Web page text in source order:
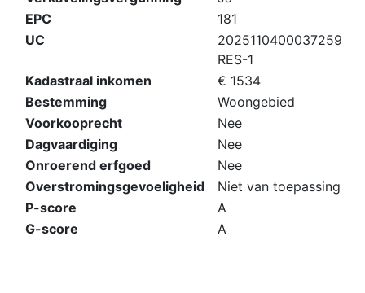
EPC
181
UC
202511040003725960-
RES-1
Kadastraal inkomen
€ 1534
Bestemming
Woongebied
Voorkooprecht
Nee
Dagvaardiging
Nee
Onroerend erfgoed
Nee
Overstromingsgevoeligheid
Niet van toepassing
P-score
A
G-score
A